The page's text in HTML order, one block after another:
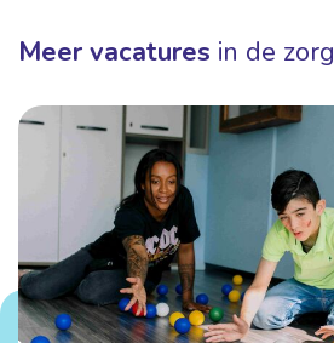
Meer vacatures in de zorg